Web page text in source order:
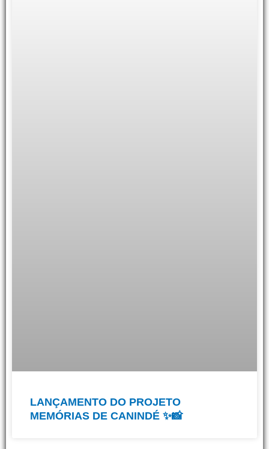
LANÇAMENTO DO PROJETO
MEMÓRIAS DE CANINDÉ ✨📸